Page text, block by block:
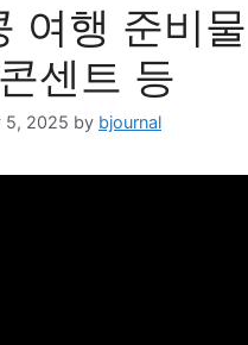
여행 준비
센트 등
5, 2025 by bjournal